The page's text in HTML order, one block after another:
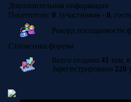
Дополнительная информация
Посетители: 0 (участников - 0,
Рекорд посещаемости
Статистика форума
Всего создано 41 тем,
Зарегистрировано 220